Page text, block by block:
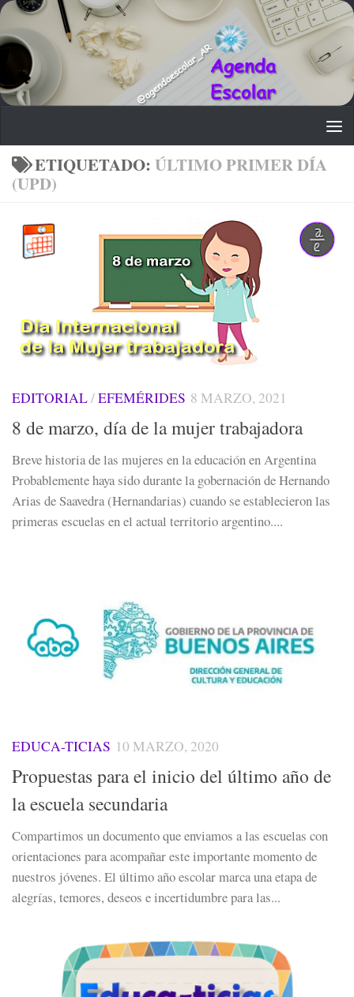
Saltar al contenido
ETIQUETADO: ÚLTIMO PRIMER DÍA
(UPD)
EDITORIAL/EFEMÉRIDES 8 MARZO, 2021
8 de marzo, día de la mujer trabajadora
Breve historia de las mujeres en la educación en Argentina
Probablemente haya sido durante la gobernación de Hernando
Arias de Saavedra (Hernandarias) cuando se establecieron las
primeras escuelas en el actual territorio argentino....
EDUCA-TICIAS 10 MARZO, 2020
Propuestas para el inicio del último año de
la escuela secundaria
Compartimos un documento que enviamos a las escuelas con
orientaciones para acompañar este importante momento de
nuestros jóvenes. El último año escolar marca una etapa de
alegrías, temores, deseos e incertidumbre para las...